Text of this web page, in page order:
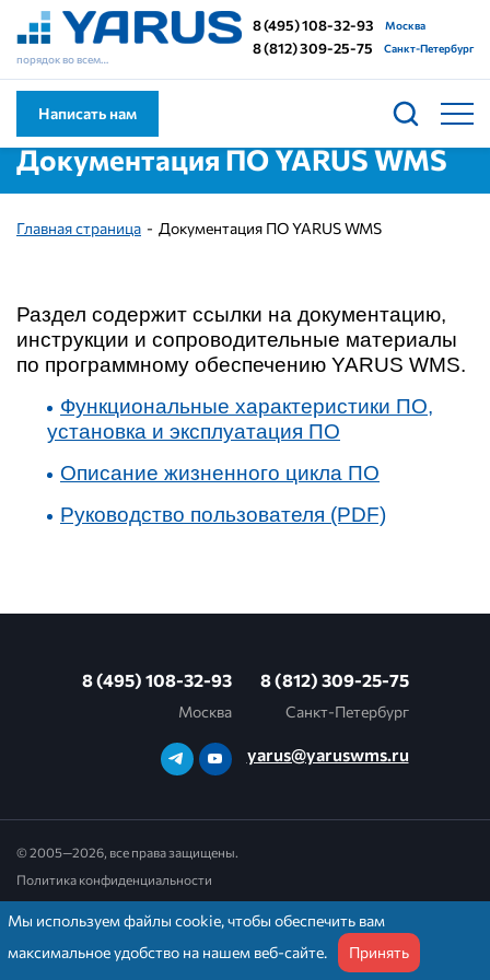
порядок во всем…
8 (495) 108-32-93 Москва
8 (812) 309-25-75 Санкт-Петербург
Написать нам
Документация ПО YARUS WMS
Главная страница Документация ПО YARUS WMS
Раздел содержит ссылки на документацию,
инструкции и сопроводительные материалы
по программному обеспечению YARUS WMS.
Функциональные характеристики ПО,
установка и эксплуатация ПО
Описание жизненного цикла ПО
Руководство пользователя (PDF)
8 (495) 108-32-93
Москва
8 (812) 309-25-75
Санкт-Петербург
yarus@yaruswms.ru
© 2005—2026, все права защищены.
Политика конфиденциальности
Мы используем файлы cookie, чтобы обеспечить вам
максимальное удобство на нашем веб-сайте.
Принять